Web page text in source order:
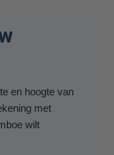
en hoogte van
met
wilt